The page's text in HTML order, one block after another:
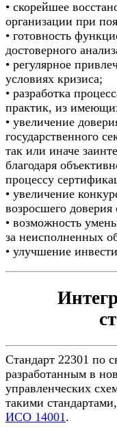
• скорейшее
организации при
• готовность
достоверного
• регулярное
условиях кризиса;
• разработка
практик, из
• увеличение
государственного
так или иначе
благодаря
процессу
• увеличение
возросшего
• возможность
за неисполненных
• улучшение
Стандарт 22301 по
разработанным в
управленческих
такими
ИСО 14001.